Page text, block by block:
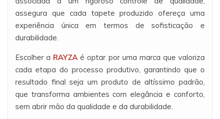
assegura que cada tapete produzido ofereça uma
experiência única em termos de sofisticação e
durabilidade.
Escolher a RAYZA é optar por uma marca que valoriza
cada etapa do processo produtivo, garantindo que o
resultado final seja um produto de altíssimo padrão,
que transforma ambientes com elegância e conforto,
sem abrir mão da qualidade e da durabilidade.